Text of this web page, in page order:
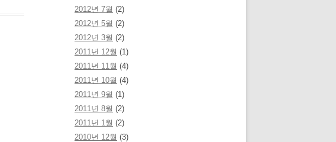
2012년 7월 (2)
2012년 5월 (2)
2012년 3월 (2)
2011년 12월 (1)
2011년 11월 (4)
2011년 10월 (4)
2011년 9월 (1)
2011년 8월 (2)
2011년 1월 (2)
2010년 12월 (3)